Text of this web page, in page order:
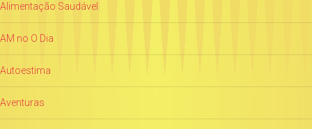
Alimentação Saudável
AM no O Dia
Autoestima
Aventuras